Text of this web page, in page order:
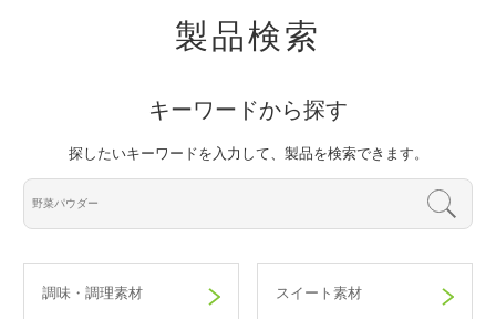
製品検索
キーワードから探す
探したいキーワードを入力して、製品を検索できます。
調味・調理素材 スイート素材